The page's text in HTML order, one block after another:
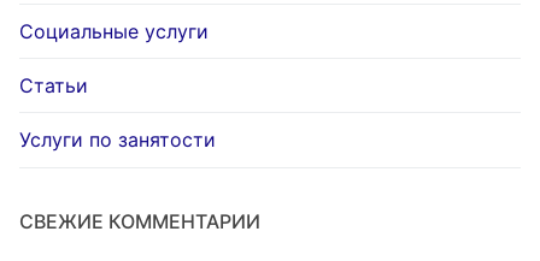
Социальные услуги
Статьи
Услуги по занятости
СВЕЖИЕ КОММЕНТАРИИ